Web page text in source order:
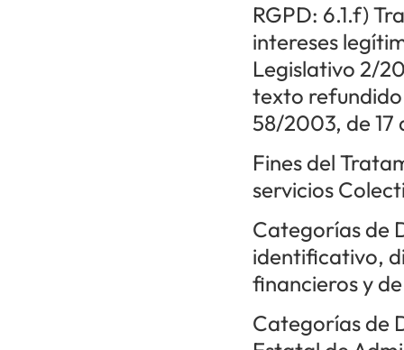
RGPD: 6.1.f)
intereses
Legislativo 2/
texto refundido
58/2003, de
Fines del
servicios
Categorías de
identificativo,
financieros y
Categorías de